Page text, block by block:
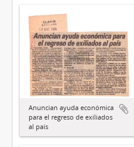
Anuncian ayuda económica
para el regreso de exiliados
al país